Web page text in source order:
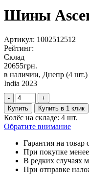
Шины
Артикул: 1002512512
Рейтинг:
Склад
20655грн.
в наличии, Днепр (4 шт.)
India 2023
-
+
Купить
Купить в 1 клик
Колёс на складе: 4 шт.
Обратите внимание
Гарантия на товар
При покупке
В редких случаях
При отправке